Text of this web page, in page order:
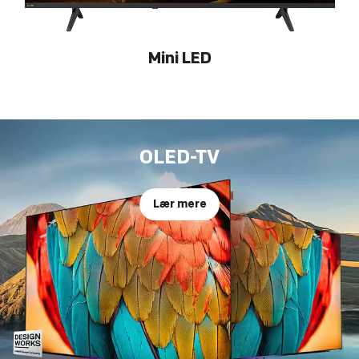
Mini LED
OLED-TV
Lær mere